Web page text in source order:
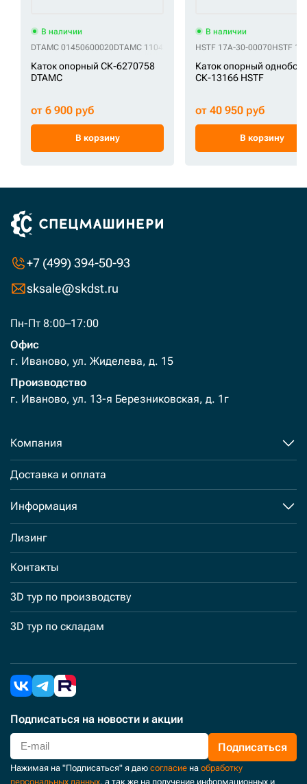
В наличии
DTAMC 01450600020DTAMC 11042376 DTAMC 2-3823DTAMC
Каток опорный СК-6270758
DTAMC
от 6 900 руб
В корзину
В наличии
HSTF 17A-30-00070HSTF
Каток опорный
СК-13166 HSTF
от 40 950 руб
В корзину
+7 (499) 394-50-93
sksale@skdst.ru
Пн-Пт 8:00–17:00
Офис
г. Иваново, ул. Жиделева, д. 15
Производство
г. Иваново, ул. 13-я Березниковская, д. 1г
Компания
Доставка и оплата
Информация
Лизинг
Контакты
3D тур по производству
3D тур по складам
Подписаться на новости и акции
Подписаться
Нажимая на "Подписаться" я даю согласие на обработку
персональных данных, а так же на получение информационных и